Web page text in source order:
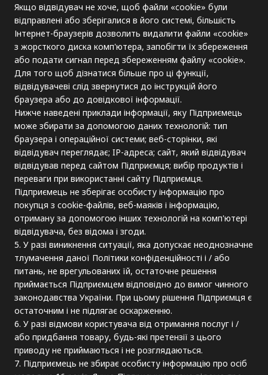
Якщо відвідувач не хоче, щоб файли «cookie» були
відправлені або зберігалися в його системі, більшість
Інтернет-браузерів дозволить видалити файли «cookie»
з жорсткого диска комп'ютера, запобігти їх збереження
або подати сигнал перед збереженням файлу «cookie».
Для того щоб дізнатися більше про ці функції,
відвідувачеві слід звернутися до інструкцій його
браузера або до довідкової інформації.
Нижче наведені приклади інформації, яку Підприємець
може збирати за допомогою даних технологій: тип
браузера і операційної системи; веб-сторінки, які
відвідувач переглядає; IP-адреса; сайт, який відвідувач
відвідував перед сайтом Підприємця; вибір продуктів і
переваги при використанні сайту Підприємця.
Підприємець не зберігає особисту інформацію про
покупця з cookie-файлів, веб-маяків і інформацію,
отриману за допомогою інших технологій на комп'ютері
відвідувача, без відома і згоди.
5. У разі виникнення ситуації, яка допускає неоднозначне
тлумачення даної Політики конфіденційності і / або
питань, не врегульованих їй, остаточне решення
приймається Підприємцем відповідно до вимог чинного
законодавства України. При цьому рішення Підприємця є
остаточним і не підлягає оскарженню.
6. У разі відмови користувача від отримання послуг і /
або придбання товару, будь-які претензії з цього
приводу не приймаються і не розглядаються.
7. Підприємець не збирає особисту інформацію про осіб